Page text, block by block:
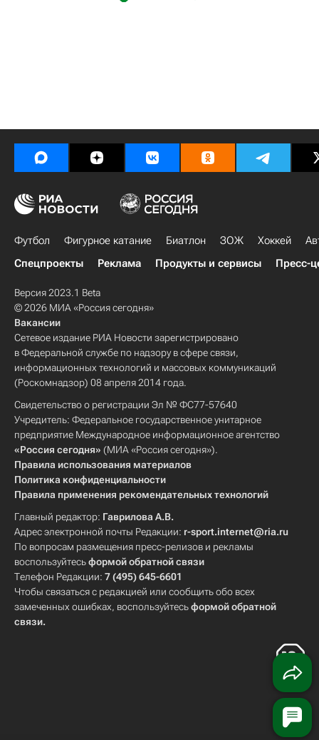
Футбол Фигурное катание Биатлон ЗОЖ Хоккей
Спецпроекты
Реклама Продукты и сервисы Пресс-
Версия 2023.1 Beta
© 2026 МИА «Россия сегодня»
Вакансии
Сетевое издание РИА Новости зарегистрировано
в Федеральной службе по надзору в сфере связи,
информационных технологий и массовых коммуникаций
(Роскомнадзор) 08 апреля 2014 года.
Свидетельство о регистрации Эл № ФС77-57640
Учредитель: Федеральное государственное унитарное
предприятие Международное информационное агентство
«Россия сегодня» (МИА «Россия сегодня»).
Правила использования материалов
Политика конфиденциальности
Правила применения рекомендательных технологий
Главный редактор: Гаврилова А.В.
Адрес электронной почты Редакции: r-sport.internet@ria.ru
По вопросам размещения пресс-релизов и рекламы
воспользуйтесьформой обратной связи
Телефон Редакции: 7 (495) 645-6601
Чтобы связаться с редакцией или сообщить обо всех
замеченных ошибках, воспользуйтесьформой обратной
связи.